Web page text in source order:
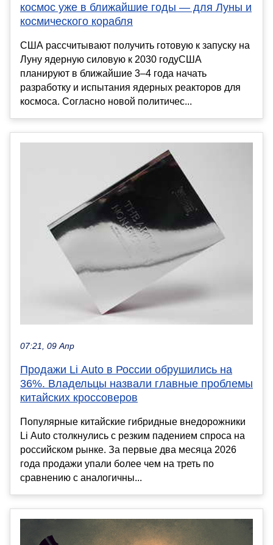
космос уже в ближайшие годы — для Луны и
космического корабля
США рассчитывают получить готовую к запуску на
Луну ядерную силовую к 2030 годуСША
планируют в ближайшие 3–4 года начать
разработку и испытания ядерных реакторов для
космоса. Согласно новой политичес...
07:21, 09 Апр
Продажи Li Auto в России обрушились на
36%. Владельцы назвали главные проблемы
китайских кроссоверов
Популярные китайские гибридные внедорожники
Li Auto столкнулись с резким падением спроса на
российском рынке. За первые два месяца 2026
года продажи упали более чем на треть по
сравнению с аналогичны...